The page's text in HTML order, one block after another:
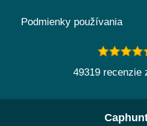
Podmienky používania
49319 recenzie